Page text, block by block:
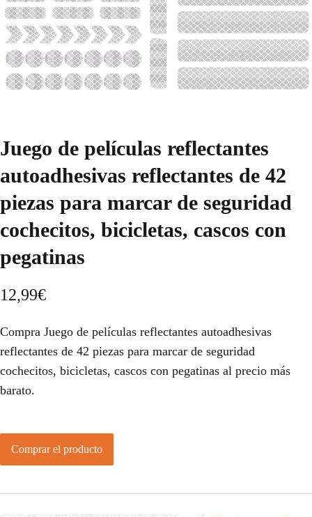
Juego de películas reflectantes
autoadhesivas reflectantes de 42
piezas para marcar de seguridad
cochecitos, bicicletas, cascos con
pegatinas
12,99€
Compra Juego de películas reflectantes autoadhesivas
reflectantes de 42 piezas para marcar de seguridad
cochecitos, bicicletas, cascos con pegatinas al precio más
barato.
Comprar el producto